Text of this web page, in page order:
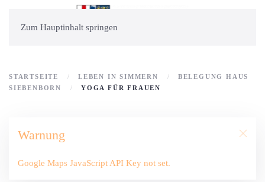
Zum Hauptinhalt springen
STARTSEITE LEBEN IN SIMMERN
BELEGUNG HAUS
SIEBENBORN
YOGA FÜR FRAUEN
Warnung
Google Maps JavaScript API Key not set.